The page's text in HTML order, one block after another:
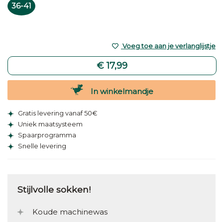
36-41
€ 17,99
Voeg toe aan je verlanglijstje
In winkelmandje
Gratis levering vanaf 50€
Uniek maatsysteem
Spaarprogramma
Snelle levering
Stijlvolle sokken!
Koude machinewas